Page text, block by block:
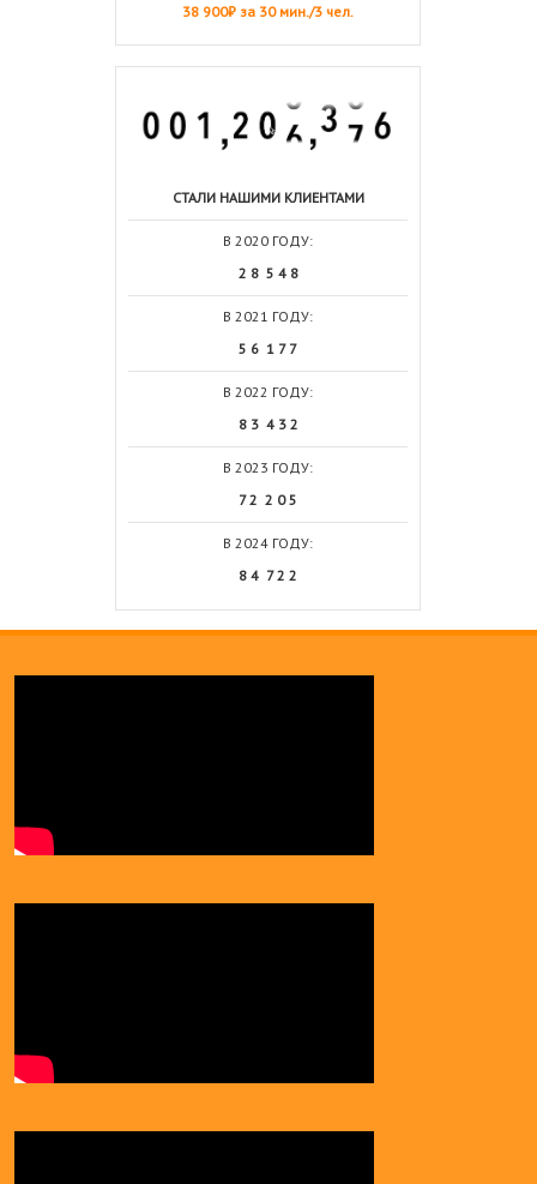
38 900₽ за 30 мин./3 чел.
СТАЛИ НАШИМИ КЛИЕНТАМИ
В 2020 ГОДУ:
2 8 5 4 8
В 2021 ГОДУ:
5 6 1 7 7
В 2022 ГОДУ:
8 3 4 3 2
В 2023 ГОДУ:
7 2 2 0 5
В 2024 ГОДУ:
8 4 7 2 2